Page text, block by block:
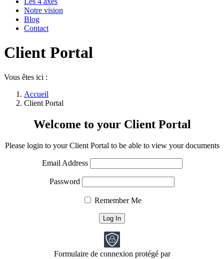
Notre vision
Blog
Contact
Facebook
page
new
window
Client Portal
Vous êtes ici :
Accueil
Client Portal
Welcome to your Client Portal
Please login to your Client Portal to be able to view your documents
Email Address
Password
Remember Me
Formulaire de connexion protégé par